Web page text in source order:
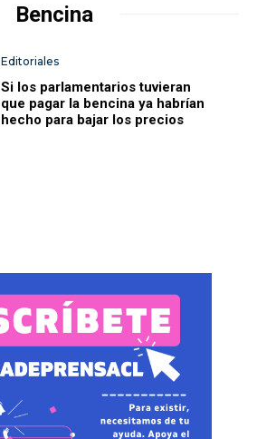
Bencina
Editoriales
Si los parlamentarios tuvieran
que pagar la bencina ya habrían
hecho para bajar los precios